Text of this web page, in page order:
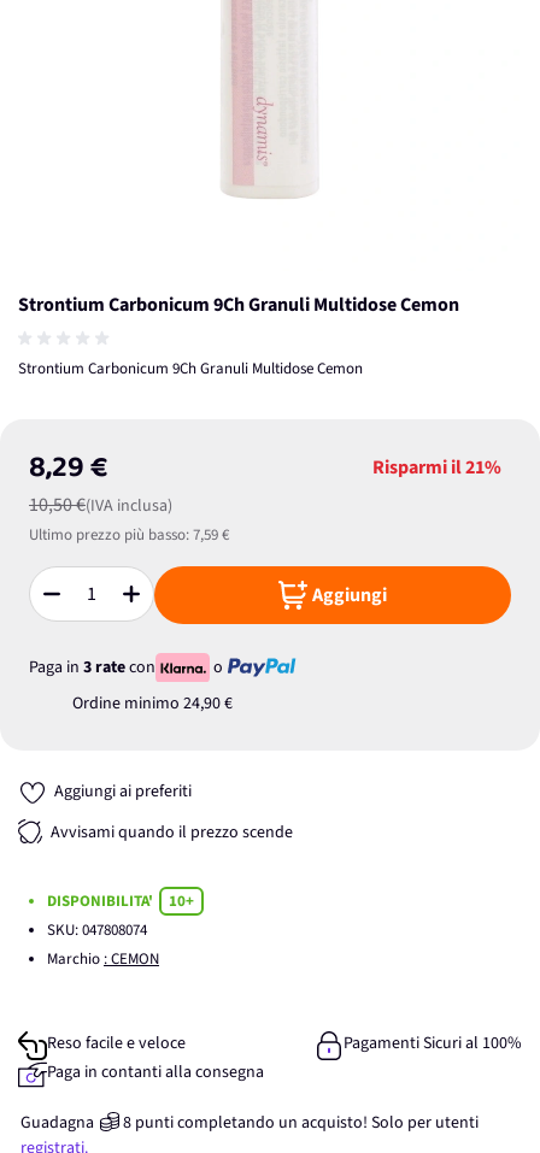
Strontium Carbonicum 9Ch Granuli Multidose Cemon
Strontium Carbonicum 9Ch Granuli Multidose Cemon
8,29 €
10,50 €(IVA inclusa)
Risparmi il21%
Ultimo prezzo più basso:7,59 €
Quantità Aggiungi
Paga in 3 ratecon
o
Ordine minimo 24,90 €
Aggiungi ai preferiti
Avvisami quando il prezzo scende
DISPONIBILITA'
10+
SKU:047808074
Marchio : CEMON
Reso facile e veloce
Pagamenti Sicuri al 100%
Paga in contanti alla consegna
Guadagna 8 punticompletando un acquisto! Solo per utenti
registrati.